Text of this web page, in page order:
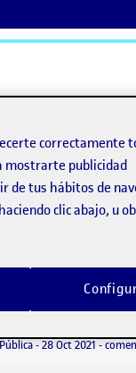
Pública-Fecha de
28 Oct 202128
-
correctamente
mostrarte publicidad
de tus hábitos de
clic abajo, u